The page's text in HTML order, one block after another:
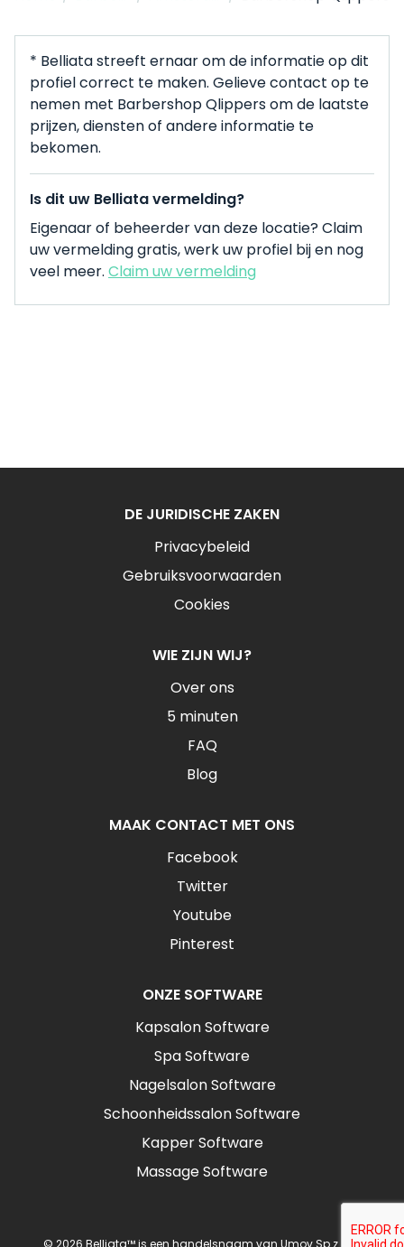
* Belliata streeft ernaar om de informatie op dit
profiel correct te maken. Gelieve contact op te
nemen met Barbershop Qlippers om de laatste
prijzen, diensten of andere informatie te
bekomen.
Is dit uw Belliata vermelding?
Eigenaar of beheerder van deze locatie? Claim
uw vermelding gratis, werk uw profiel bij en nog
veel meer. Claim uw vermelding
DE JURIDISCHE ZAKEN
Privacybeleid
Gebruiksvoorwaarden
Cookies
WIE ZIJN WIJ?
Over ons
5 minuten
FAQ
Blog
MAAK CONTACT MET ONS
Facebook
Twitter
Youtube
Pinterest
ONZE SOFTWARE
Kapsalon Software
Spa Software
Nagelsalon Software
Schoonheidssalon Software
Kapper Software
Massage Software
© 2026 Belliata™ is een handelsnaam van Umov Sp z o.o.